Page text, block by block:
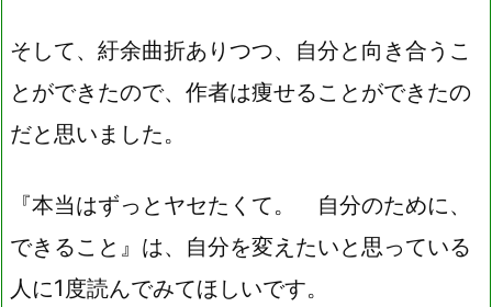
そして、紆余曲折ありつつ、自分と向き合うこ
とができたので、作者は痩せることができたの
だと思いました。
『本当はずっとヤセたくて。 自分のために、
できること』は、自分を変えたいと思っている
人に1度読んでみてほしいです。